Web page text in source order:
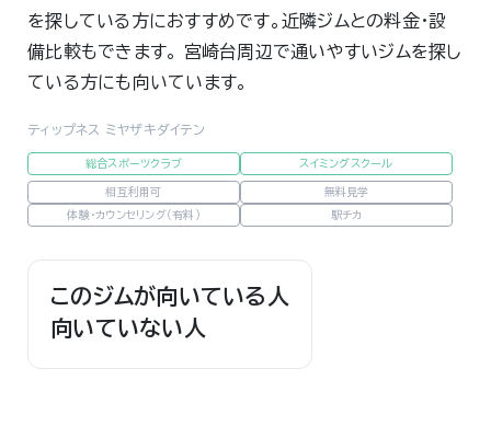
を探している方におすすめです。近隣ジムとの料金・設
備比較もできます。 宮崎台周辺で通いやすいジムを探し
ている方にも向いています。
ティップネス ミヤザキダイテン
総合スポーツクラブ スイミングスクール
相互利用可 無料見学
体験・カウンセリング（有料） 駅チカ
このジムが向いている人
向いていない人